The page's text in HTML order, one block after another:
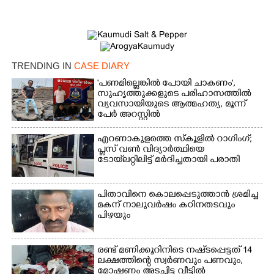
TRENDING IN CASE DIARY
'പണമില്ലെങ്കിൽ പോയി ചാകണം',
സുഹൃത്തുക്കളുടെ പരിഹാസത്തിൽ
വ്യവസായിയുടെ ആത്മഹത്യ, മൂന്ന്
പേർ അറസ്റ്റിൽ
എറണാകുളത്തെ സ്‌കൂളിൽ റാഗിംഗ്;
പ്ലസ് വൺ വിദ്യാർത്ഥിയെ
ടോയ്‌ലറ്റിലിട്ട് മർദിച്ചതായി പരാതി
പിതാവിനെ കൊലപ്പെടുത്താൻ ശ്രമിച്ച
മകന് നാലുവർഷം കഠിനതടവും
പിഴയും
രണ്ട് മണിക്കൂറിനിടെ നഷ്‌ടപ്പെട്ടത് 14
ലക്ഷത്തിന്റെ സ്വർണവും പണവും,